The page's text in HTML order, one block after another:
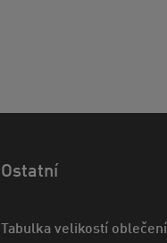
Ostatní
Tabulka velikostí oblečení